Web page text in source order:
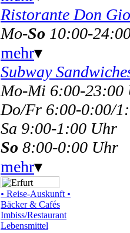
Ristorante Don
Mo-So 10:00-
mehr▾
Subway
Mo-Mi 6:00-
Do/Fr 6:00-0:00/
Sa 9:00-1:00 Uhr
So 8:00-0:00 Uhr
mehr▾
• Reise-Auskunft •
Bäcker & Cafés
Imbiss/Restaurant
Lebensmittel